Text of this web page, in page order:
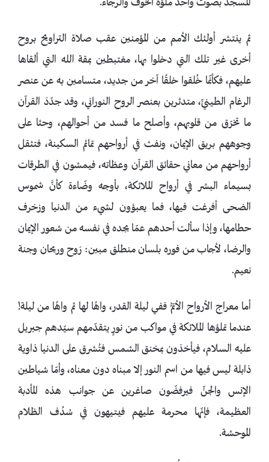
المسجد بصوت واحد ملؤه الخوف والرجاء.
ثم ينتشر أولئك الأمم من المؤمنين عقب صلاة التراويح بروح
أخرى غير تلك التي دخلوا بها، مغتبطين بمقة الله التي ألقاها
عليهم، فكأنّما خُلقوا خلقًا آخر من جديد، متسامين به عن عنصر
الرغام الطينيِّ، متدثرين بعنصر الروح النوراني، وقد جدّدَ القرآن
ما تخرّق من قلوبهم، وأصلح ما فسد من أحوالهم، وحثا على
وجوههم بريق الإيمان، ونفث في أرواحهم تمائم السكينة، فتثقل
أرواحهم من معاني حقائق القرآن وعظاته، فيمشون في الطرقات
بسيماء البشر في أرواح الملائكة، بأوجه وضّاءة كأنَّ شموس
الضحى أفرغت فيها، فما يعبؤون لشيء من الدنيا وزخرف
حطامها، وإذا سألت أحدهم عمّا يجده في نفسه من شعور الإيمان
والرضا، لأجاب من فوره بلسان منطلق مبين: رَوح وريحان وجنة
نعيم.
أما معراج الأرواح الأتمُّ ففي ليلة القدر، واهًا لها ثم واهًا من ليلة!
عندما تملؤها الملائكة في مواكب من نورٍ يتقدّمهم سيّدهم جبريل
عليه السلام، فيأخذون بمخنق الشمس فتُشرق على الدنيا ذاوية
ذابلة ليس فيها من اسم النور إلا مبناه دون معناه، وأمّا شياطين
الإنس والجنِّ فيرفضّون صاغرين عن جوانب هذه المأدبة
العظيمة، فإنّها محرمة عليهم فيتيهون في سُدُف الظلام
الموحشة.